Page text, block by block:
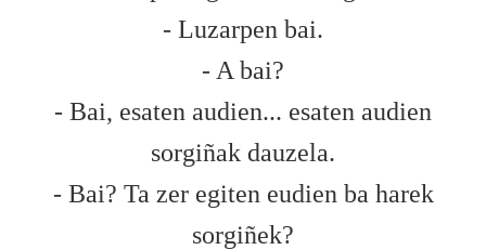
- Luzarpen bai.
- A bai?
- Bai, esaten audien... esaten audien
sorgiñak dauzela.
- Bai? Ta zer egiten eudien ba harek
sorgiñek?